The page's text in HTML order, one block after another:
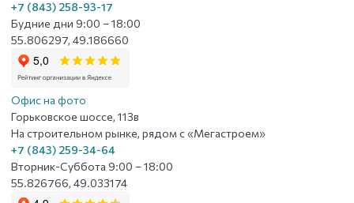
+7 (843) 258-93-17
Будние дни 9:00 – 18:00
55.806297, 49.186660
Офис на фото
Горьковское шоссе, 113в
На строительном рынке, рядом с «Мегастроем»
+7 (843) 259-34-64
Вторник-Суббота 9:00 – 18:00
55.826766, 49.033174